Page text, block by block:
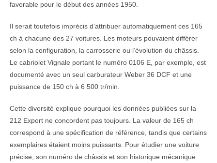
favorable pour le début des années 1950.
Il serait toutefois imprécis d’attribuer automatiquement ces 165
ch à chacune des 27 voitures. Les moteurs pouvaient différer
selon la configuration, la carrosserie ou l’évolution du châssis.
Le cabriolet Vignale portant le numéro 0106 E, par exemple, est
documenté avec un seul carburateur Weber 36 DCF et une
puissance de 150 ch à 6 500 tr/min.
Cette diversité explique pourquoi les données publiées sur la
212 Export ne concordent pas toujours. La valeur de 165 ch
correspond à une spécification de référence, tandis que certains
exemplaires étaient moins puissants. Pour étudier une voiture
précise, son numéro de châssis et son historique mécanique